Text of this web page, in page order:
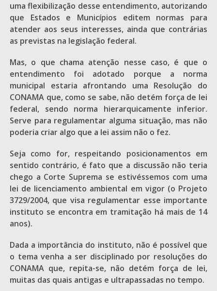
uma flexibilização desse entendimento, autorizando
que Estados e Municípios editem normas para
atender aos seus interesses, ainda que contrárias
as previstas na legislação federal.
Mas, o que chama atenção nesse caso, é que o
entendimento foi adotado porque a norma
municipal estaria afrontando uma Resolução do
CONAMA que, como se sabe, não detém força de lei
federal, sendo norma hierarquicamente inferior.
Serve para regulamentar alguma situação, mas não
poderia criar algo que a lei assim não o fez.
Seja como for, respeitando posicionamentos em
sentido contrário, é fato que a discussão não teria
chego a Corte Suprema se estivéssemos com uma
lei de licenciamento ambiental em vigor (o Projeto
3729/2004, que visa regulamentar esse importante
instituto se encontra em tramitação há mais de 14
anos).
Dada a importância do instituto, não é possível que
o tema venha a ser disciplinado por resoluções do
CONAMA que, repita-se, não detém força de lei,
muitas das quais antigas e ultrapassadas no tempo.